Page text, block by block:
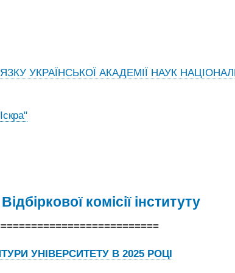
УКРАЇНСЬКОЇ АКАДЕМІЇ НАУК
комісії інституту
УНІВЕРСИТЕТУ В 2025 РОЦІ